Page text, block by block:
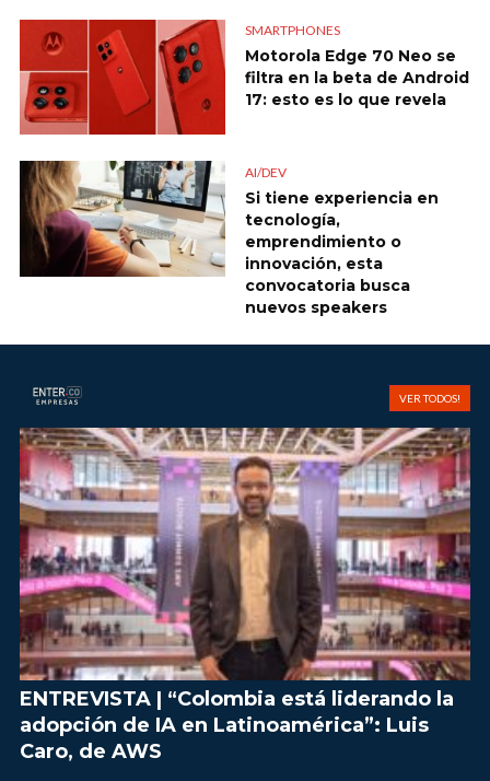
SMARTPHONES
Motorola Edge 70 Neo se
filtra en la beta de Android
17: esto es lo que revela
AI/DEV
Si tiene experiencia en
tecnología,
emprendimiento o
innovación, esta
convocatoria busca
nuevos speakers
VER TODOS!
ENTREVISTA | “Colombia está liderando la
adopción de IA en Latinoamérica”: Luis
Caro, de AWS